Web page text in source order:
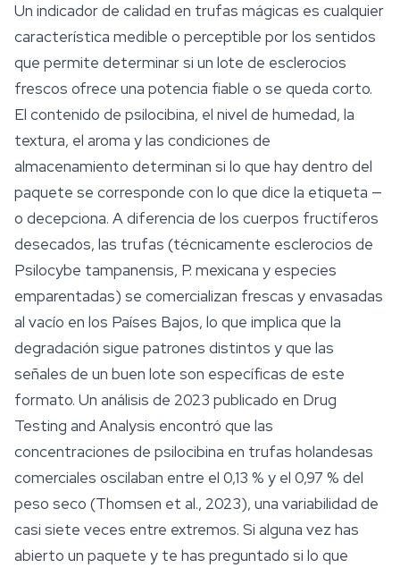
Un indicador de calidad en trufas mágicas es cualquier
característica medible o perceptible por los sentidos
que permite determinar si un lote de esclerocios
frescos ofrece una potencia fiable o se queda corto.
El contenido de psilocibina, el nivel de humedad, la
textura, el aroma y las condiciones de
almacenamiento determinan si lo que hay dentro del
paquete se corresponde con lo que dice la etiqueta —
o decepciona. A diferencia de los cuerpos fructíferos
desecados, las trufas (técnicamente esclerocios de
Psilocybe tampanensis, P. mexicana y especies
emparentadas) se comercializan frescas y envasadas
al vacío en los Países Bajos, lo que implica que la
degradación sigue patrones distintos y que las
señales de un buen lote son específicas de este
formato. Un análisis de 2023 publicado en Drug
Testing and Analysis encontró que las
concentraciones de psilocibina en trufas holandesas
comerciales oscilaban entre el 0,13 % y el 0,97 % del
peso seco (Thomsen et al., 2023), una variabilidad de
casi siete veces entre extremos. Si alguna vez has
abierto un paquete y te has preguntado si lo que